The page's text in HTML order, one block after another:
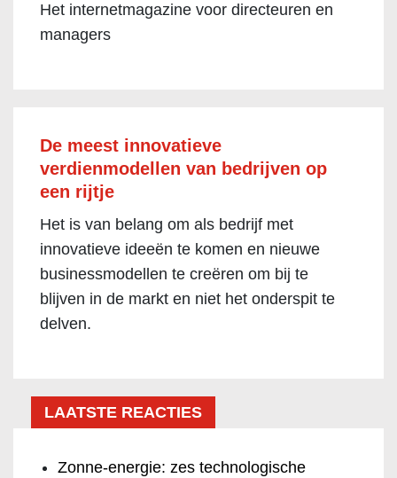
Het internetmagazine voor directeuren en
managers
De meest innovatieve
verdienmodellen van bedrijven op
een rijtje
Het is van belang om als bedrijf met
innovatieve ideeën te komen en nieuwe
businessmodellen te creëren om bij te
blijven in de markt en niet het onderspit te
delven.
LAATSTE REACTIES
Zonne-energie: zes technologische